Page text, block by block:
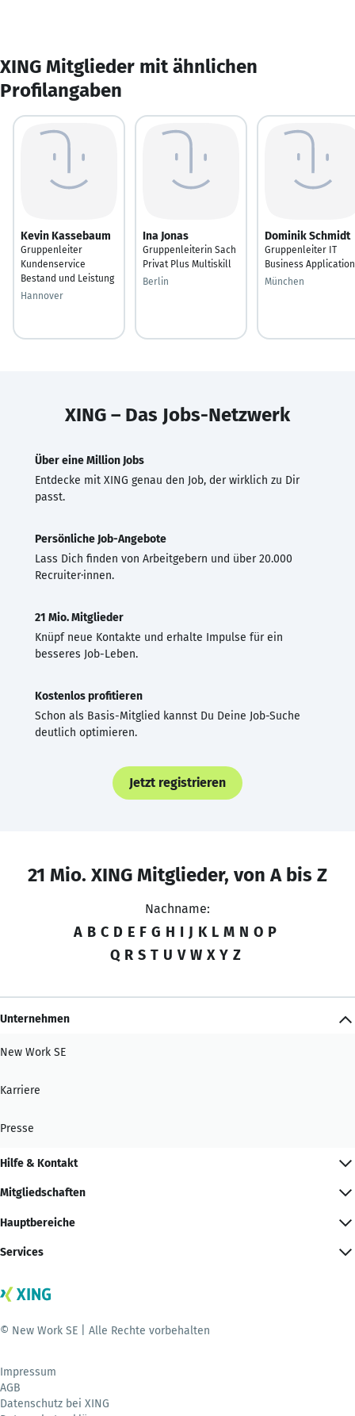
XING Mitglieder mit ähnlichen
Profilangaben
Kevin Kassebaum
Gruppenleiter
Kundenservice
Bestand und Leistung
Hannover
Ina Jonas
Gruppenleiterin Sach
Privat Plus Multiskill
Berlin
Dominik Schmidt
Gruppenleiter IT
Business Application
München
XING – Das Jobs-Netzwerk
Über eine Million Jobs
Entdecke mit XING genau den Job, der wirklich zu Dir
passt.
Persönliche Job-Angebote
Lass Dich finden von Arbeitgebern und über 20.000
Recruiter·innen.
21 Mio. Mitglieder
Knüpf neue Kontakte und erhalte Impulse für ein
besseres Job-Leben.
Kostenlos profitieren
Schon als Basis-Mitglied kannst Du Deine Job-Suche
deutlich optimieren.
Jetzt registrieren
21 Mio. XING Mitglieder, von A bis Z
Nachname:
A B C D E F G H I J K L M N O P
Q R S T U V W X Y Z
Unternehmen
New Work SE
Karriere
Presse
Hilfe & Kontakt
Mitgliedschaften
Hauptbereiche
Services
© New Work SE | Alle Rechte vorbehalten
Impressum
AGB
Datenschutz bei XING